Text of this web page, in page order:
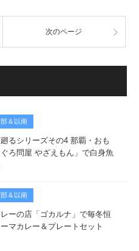
次のページ
＆以南
るシリーズその4 那覇・おも
ろ問屋 やざえもん」で白身魚
＆以南
ーの店「ゴカルナ」で毎冬恒
マカレー＆プレートセット